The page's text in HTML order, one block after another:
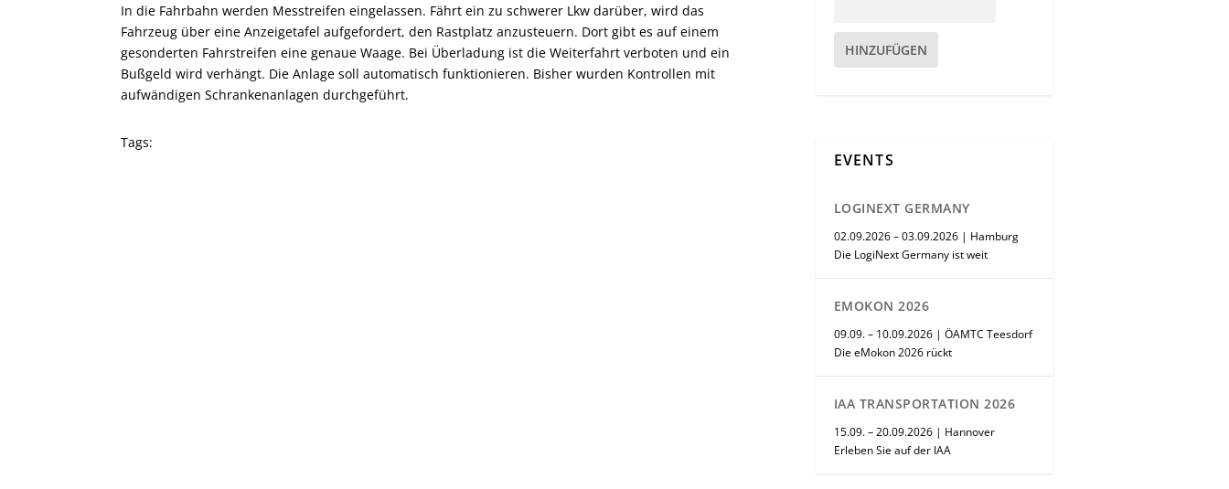
In die Fahrbahn werden Messtreifen eingelassen. Fährt ein zu schwerer Lkw darüber, wird das
Fahrzeug über eine Anzeigetafel aufgefordert, den Rastplatz anzusteuern. Dort gibt es auf einem
gesonderten Fahrstreifen eine genaue Waage. Bei Überladung ist die Weiterfahrt verboten und ein
Bußgeld wird verhängt. Die Anlage soll automatisch funktionieren. Bisher wurden Kontrollen mit
aufwändigen Schrankenanlagen durchgeführt.
Tags:
HINZUFÜGEN
EVENTS
LOGINEXT GERMANY
02.09.2026 – 03.09.2026 | Hamburg
Die LogiNext Germany ist weit
EMOKON 2026
09.09. – 10.09.2026 | ÖAMTC Teesdorf
Die eMokon 2026 rückt
IAA TRANSPORTATION 2026
15.09. – 20.09.2026 | Hannover
Erleben Sie auf der IAA